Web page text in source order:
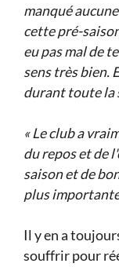
manqué
cette pré-
eu pas mal de
sens très bien.
durant toute la
« Le club a
du repos et de
saison et de
plus
Il y en a
souffrir pour